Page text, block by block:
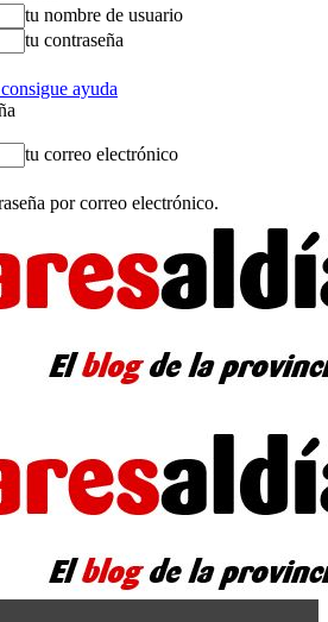
tu nombre de usuario
tu contraseña
ayuda
tu correo electrónico
por correo electrónico.